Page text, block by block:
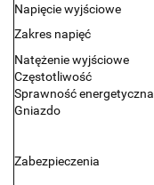
Napięcie wyjściowe
Zakres napięć
Natężenie wyjściowe
Częstotliwość
Sprawność energetyczna
Gniazdo
Zabezpieczenia